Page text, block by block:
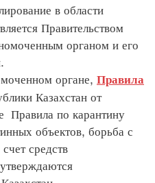
в области
Правительством
органом и его
органе, Правила
Казахстан от
Правила по карантину
объектов, борьба с
средств